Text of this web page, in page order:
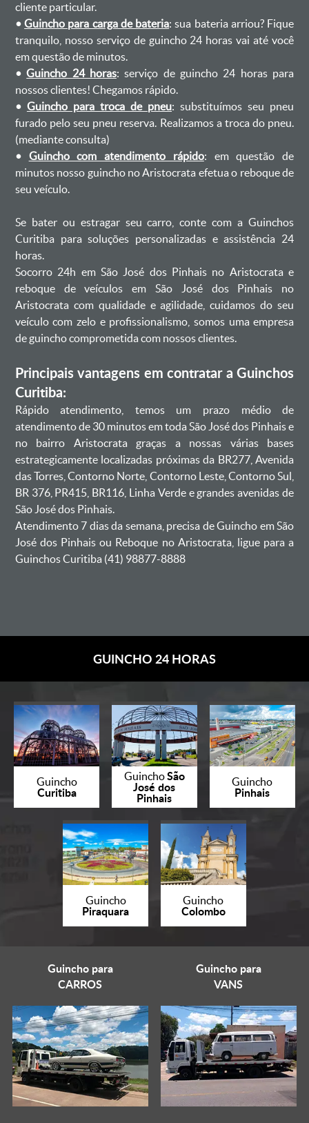
cliente particular.
•Guincho para carga de bateria: sua bateria arriou? Fique
tranquilo, nosso serviço de guincho 24 horas vai até você
em questão de minutos.
•Guincho 24 horas: serviço de guincho 24 horas para
nossos clientes! Chegamos rápido.
• Guincho para troca de pneu: substituímos seu pneu
furado pelo seu pneu reserva. Realizamos a troca do pneu.
(mediante consulta)
• Guincho com atendimento rápido: em questão de
minutos nosso guincho no Aristocrata efetua o reboque de
seu veículo.
Se bater ou estragar seu carro, conte com a Guinchos
Curitiba para soluções personalizadas e assistência 24
horas.
Socorro 24h em São José dos Pinhais no Aristocrata e
reboque de veículos em São José dos Pinhais no
Aristocrata com qualidade e agilidade, cuidamos do seu
veículo com zelo e profissionalismo, somos uma empresa
de guincho comprometida com nossos clientes.
Principais vantagens em contratar a Guinchos
Curitiba:
Rápido atendimento, temos um prazo médio de
atendimento de 30 minutos em toda São José dos Pinhais e
no bairro Aristocrata graças a nossas várias bases
estrategicamente localizadas próximas da BR277, Avenida
das Torres, Contorno Norte, Contorno Leste, Contorno Sul,
BR 376, PR415, BR116, Linha Verde e grandes avenidas de
São José dos Pinhais.
Atendimento 7 dias da semana, precisa de Guincho em São
José dos Pinhais ou Reboque no Aristocrata, ligue para a
Guinchos Curitiba (41) 98877-8888
GUINCHO 24 HORAS
Guincho
Curitiba
GuinchoSão
José dos
Pinhais
Guincho
Pinhais
Guincho
Piraquara
Guincho
Colombo
Guincho para
CARROS
Guincho para
VANS